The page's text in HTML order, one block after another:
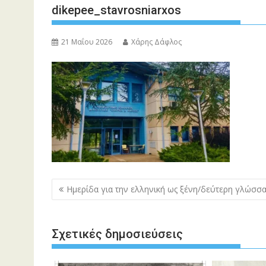
dikepee_stavrosniarxos
21 Μαΐου 2026 Χάρης Δάφλος
Πλοήγηση
άρθρων
Ημερίδα για την ελληνική ως ξένη/δεύτερη γλώσσα
Σχετικές δημοσιεύσεις